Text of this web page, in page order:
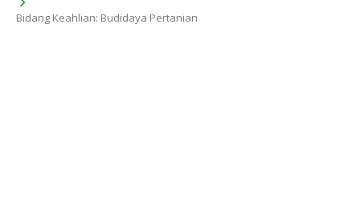
Bidang Keahlian: Budidaya Pertanian